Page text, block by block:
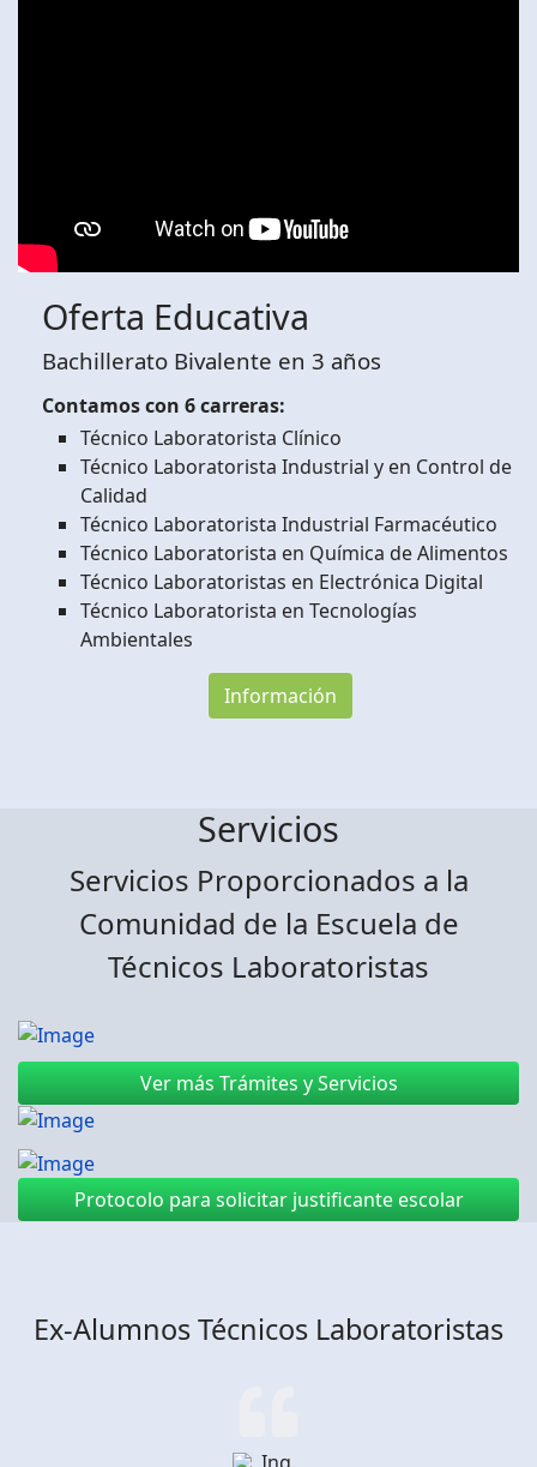
Oferta Educativa
Bachillerato Bivalente en 3 años
Contamos con 6 carreras:
Técnico Laboratorista Clínico
Técnico Laboratorista Industrial y en Control de
Calidad
Técnico Laboratorista Industrial Farmacéutico
Técnico Laboratorista en Química de Alimentos
Técnico Laboratoristas en Electrónica Digital
Técnico Laboratorista en Tecnologías
Ambientales
Información
Servicios
Servicios Proporcionados a la
Comunidad de la Escuela de
Técnicos Laboratoristas
Ver más Trámites y Servicios
Protocolo para solicitar justificante escolar
Ex-Alumnos Técnicos Laboratoristas